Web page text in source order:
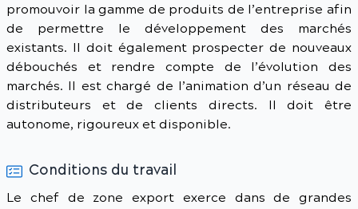
promouvoir la gamme de produits de l’entreprise afin
de permettre le développement des marchés
existants. Il doit également prospecter de nouveaux
débouchés et rendre compte de l’évolution des
marchés. Il est chargé de l’animation d’un réseau de
distributeurs et de clients directs. Il doit être
autonome, rigoureux et disponible.
Conditions du travail
Le chef de zone export exerce dans de grandes